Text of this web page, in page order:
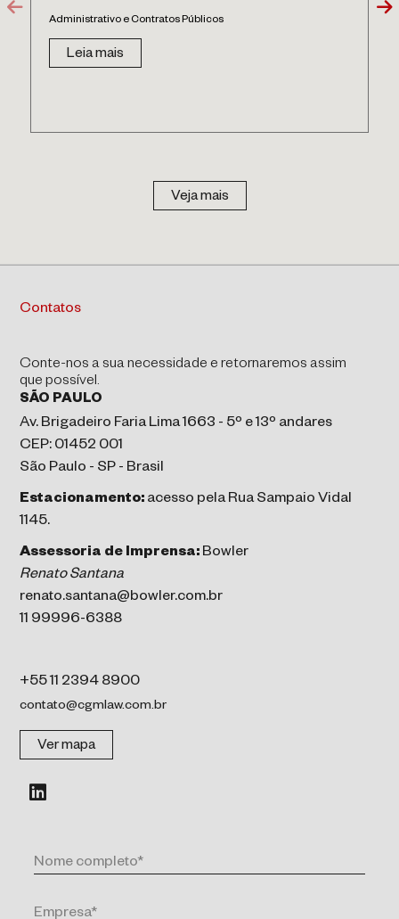
Administrativo e Contratos Públicos
Leia mais
Veja mais
Contatos
Conte-nos a sua necessidade e retornaremos assim
que possível.
SÃO PAULO
Av. Brigadeiro Faria Lima 1663 - 5º e 13º andares
CEP: 01452 001
São Paulo - SP - Brasil
Estacionamento: acesso pela Rua Sampaio Vidal
1145.
Assessoria de Imprensa: Bowler
Renato Santana
renato.santana@bowler.com.br
11 99996-6388
+55 11 2394 8900
contato@cgmlaw.com.br
Ver mapa